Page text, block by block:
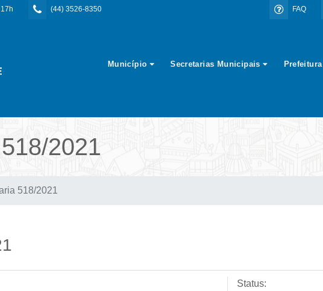
(44) 3526-8350 FAQ
Município Secretarias Municipais Prefeitura
2021
518/2021
Status: